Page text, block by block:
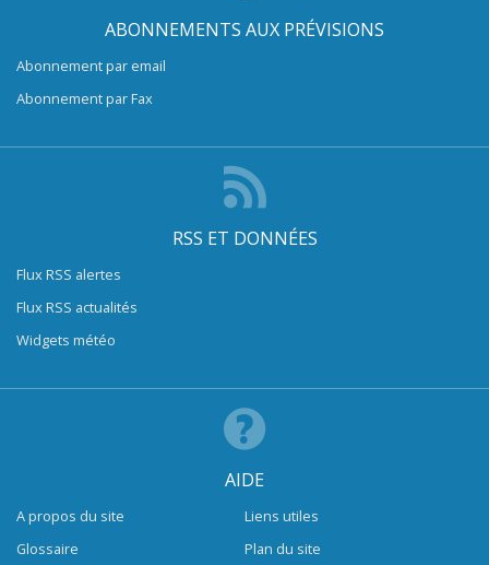
ABONNEMENTS AUX PRÉVISIONS
Abonnement par email
Abonnement par Fax
RSS ET DONNÉES
Flux RSS alertes
Flux RSS actualités
Widgets météo
AIDE
A propos du site
Glossaire
Liens utiles
Plan du site